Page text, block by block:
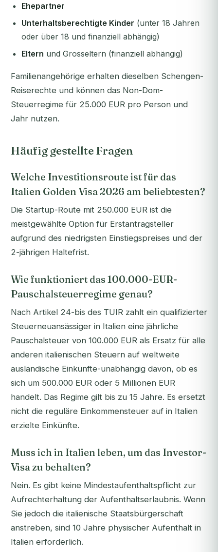
Ehepartner
Unterhaltsberechtigte Kinder (unter 18 Jahren
oder über 18 und finanziell abhängig)
Eltern und Grosseltern (finanziell abhängig)
Familienangehörige erhalten dieselben Schengen-
Reiserechte und können das Non-Dom-
Steuerregime für 25.000 EUR pro Person und
Jahr nutzen.
Häufig gestellte Fragen
Welche Investitionsroute ist für das
Italien Golden Visa 2026 am beliebtesten?
Die Startup-Route mit 250.000 EUR ist die
meistgewählte Option für Erstantragsteller
aufgrund des niedrigsten Einstiegspreises und der
2-jährigen Haltefrist.
Wie funktioniert das 100.000-EUR-
Pauschalsteuerregime genau?
Nach Artikel 24-bis des TUIR zahlt ein qualifizierter
Steuerneuansässiger in Italien eine jährliche
Pauschalsteuer von 100.000 EUR als Ersatz für alle
anderen italienischen Steuern auf weltweite
ausländische Einkünfte-unabhängig davon, ob es
sich um 500.000 EUR oder 5 Millionen EUR
handelt. Das Regime gilt bis zu 15 Jahre. Es ersetzt
nicht die reguläre Einkommensteuer auf in Italien
erzielte Einkünfte.
Muss ich in Italien leben, um das Investor-
Visa zu behalten?
Nein. Es gibt keine Mindestaufenthaltspflicht zur
Aufrechterhaltung der Aufenthaltserlaubnis. Wenn
Sie jedoch die italienische Staatsbürgerschaft
anstreben, sind 10 Jahre physischer Aufenthalt in
Italien erforderlich.